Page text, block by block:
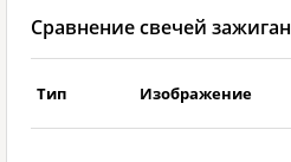
Сравнение свечей
Тип Изображение